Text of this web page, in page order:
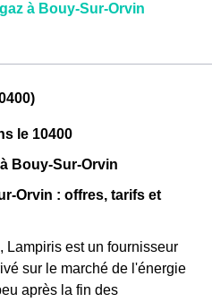
à Bouy-Sur-Orvin
le 10400
Bouy-Sur-Orvin
Orvin : offres, tarifs et
Lampiris est un fournisseur
sur le marché de l'énergie
après la fin des